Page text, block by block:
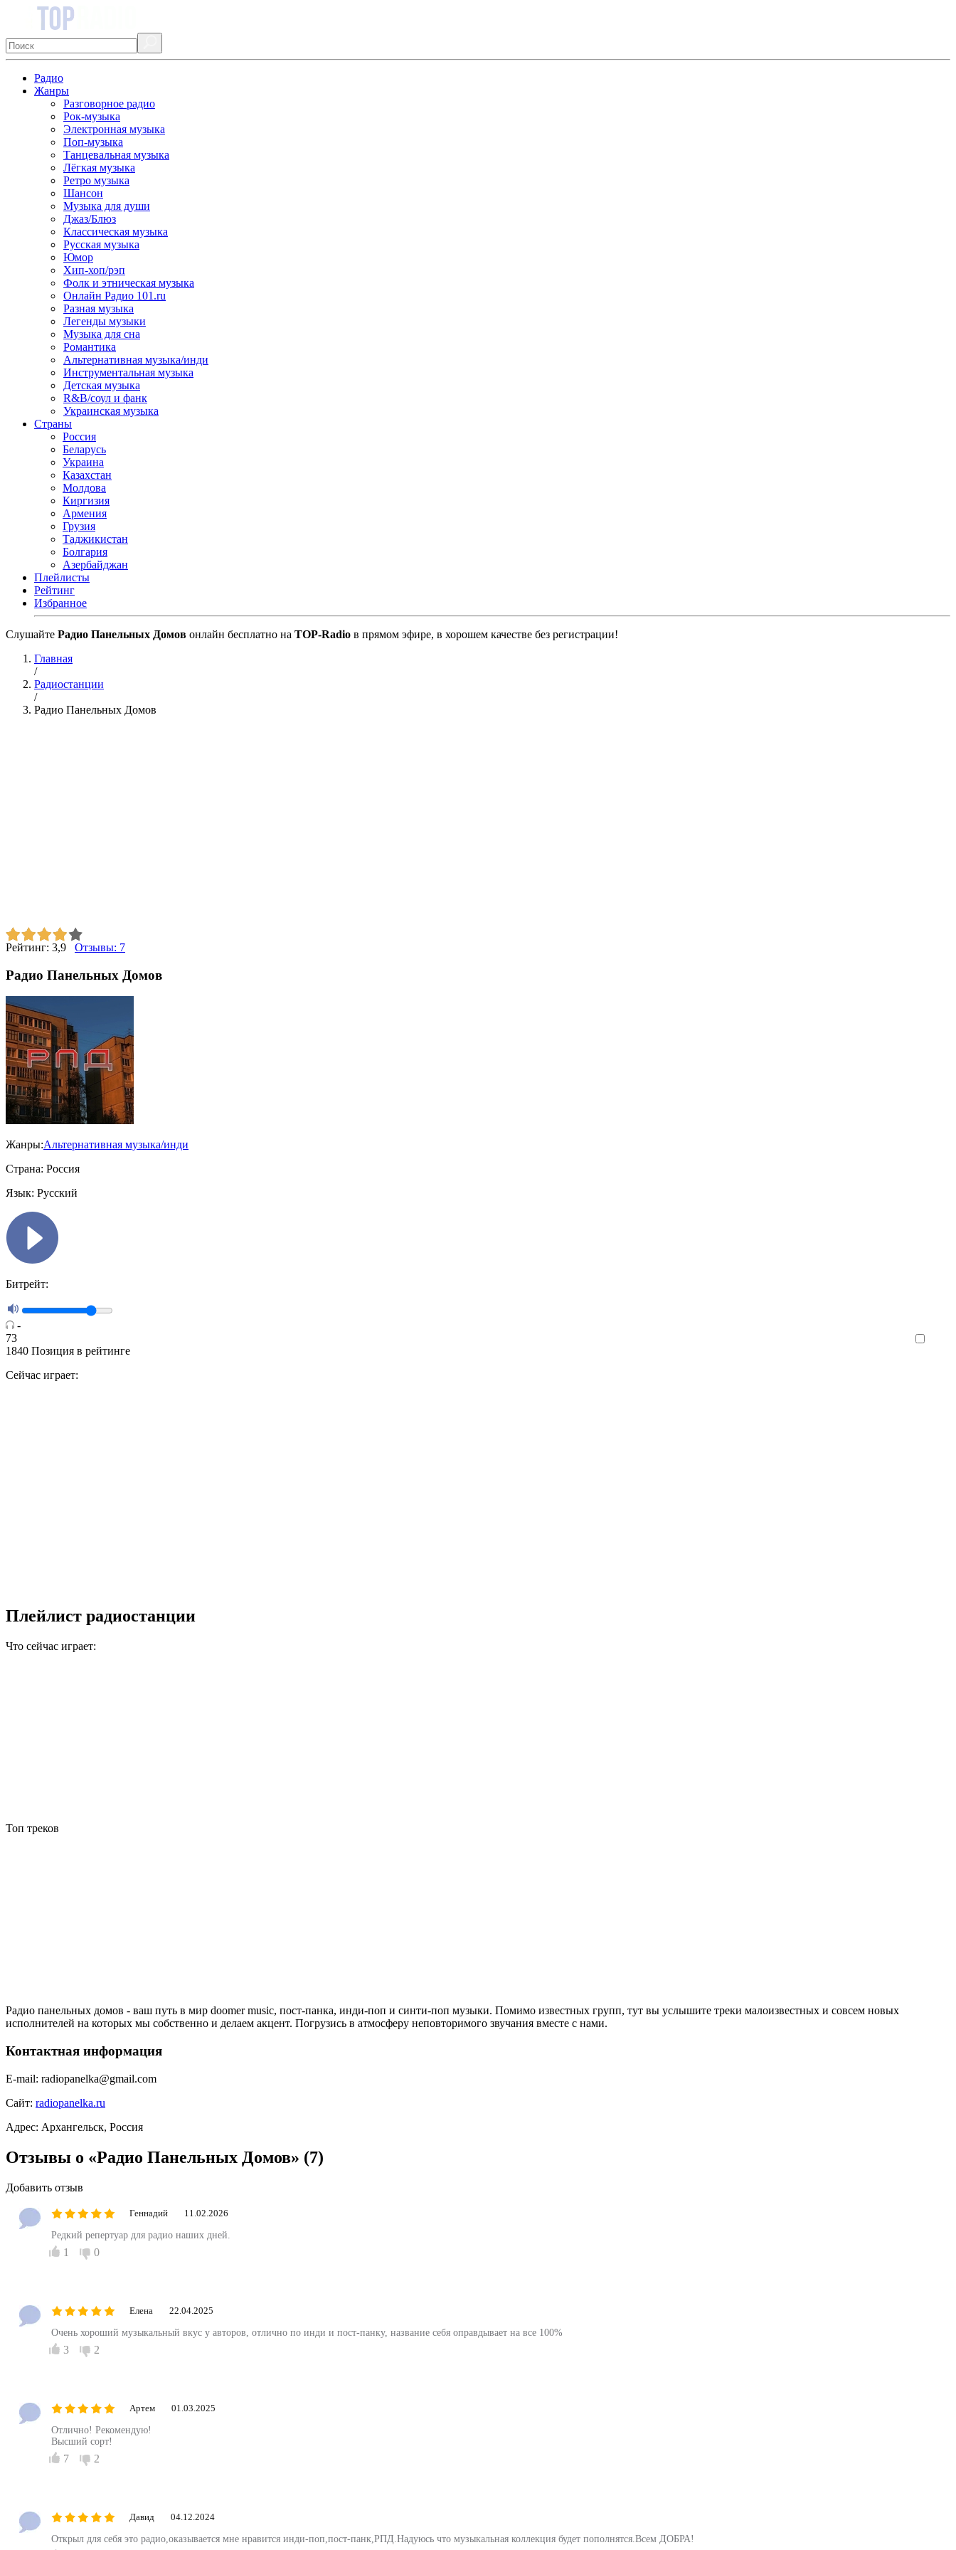
Радио
Жанры
Разговорное радио
Рок-музыка
Электронная музыка
Поп-музыка
Танцевальная музыка
Лёгкая музыка
Ретро музыка
Шансон
Музыка для души
Джаз/Блюз
Классическая музыка
Русская музыка
Юмор
Хип-хоп/рэп
Фолк и этническая музыка
Онлайн Радио 101.ru
Разная музыка
Легенды музыки
Музыка для сна
Романтика
Альтернативная музыка/инди
Инструментальная музыка
Детская музыка
R&B/cоул и фанк
Украинская музыка
Страны
Россия
Беларусь
Украина
Казахстан
Молдова
Киргизия
Армения
Грузия
Таджикистан
Болгария
Азербайджан
Плейлисты
Рейтинг
Избранное
Cлушайте Радио Панельных Домов онлайн бесплатно на TOP-Radio в прямом эфире, в хорошем качестве без регистрации!
Главная
/
Радиостанции
/
Радио Панельных Домов
Рейтинг: 3,9 Отзывы: 7
Радио Панельных Домов
Жанры:Альтернативная музыка/инди
Страна: Россия
Язык: Русский
Битрейт:
-
73
1840 Позиция в рейтинге
Сейчас играет:
Плейлист радиостанции
Что сейчас играет:
Топ треков
Радио панельных домов - ваш путь в мир doomer music, пост-панка, инди-поп и синти-поп музыки. Помимо известных групп, тут вы услышите треки малоизвестных и совсем новых
исполнителей на которых мы собственно и делаем акцент. Погрузись в атмосферу неповторимого звучания вместе с нами.
Контактная информация
E-mail: radiopanelka@gmail.com
Сайт: radiopanelka.ru
Адрес: Архангельск, Россия
Отзывы о «Радио Панельных Домов» (7)
Добавить отзыв
Геннадий 11.02.2026
Редкий репертуар для радио наших дней.
1 0
Елена 22.04.2025
Очень хороший музыкальный вкус у авторов, отлично по инди и пост-панку, название себя оправдывает на все 100%
3 2
Артем 01.03.2025
Отлично! Рекомендую!
Высший сорт!
7 2
Давид 04.12.2024
Открыл для себя это радио,оказывается мне нравится инди-поп,пост-панк,РПД.Надуюсь что музыкальная коллекция будет пополнятся.Всем ДОБРА!